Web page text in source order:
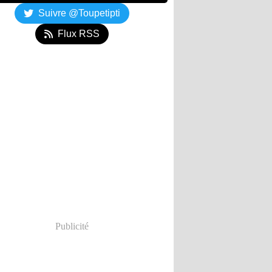
Suivre @Toupetipti
Flux RSS
Publicité